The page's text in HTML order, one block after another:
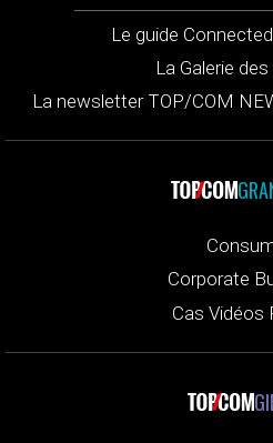
Le guide
La Galerie
La newsletter TOP/COM
Corporate
Cas Vidéos